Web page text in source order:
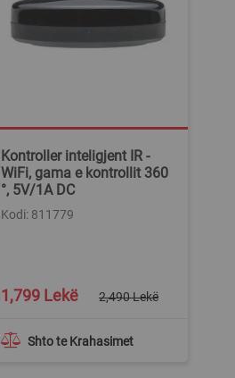
Kontroller inteligjent IR -
WiFi, gama e kontrollit 360
°, 5V/1A DC
Kodi: 811779
Shto te Krahasimet
Special
Price
1,799 Lekë 2,490 Lekë